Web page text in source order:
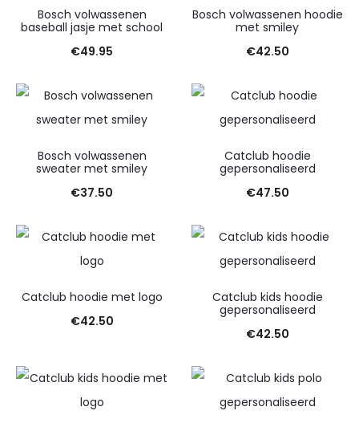
Bosch volwassenen
baseball jasje met school
€49.95
Bosch volwassenen hoodie
met smiley
€42.50
Bosch volwassenen
sweater met smiley
€37.50
Catclub hoodie
gepersonaliseerd
€47.50
Catclub hoodie met logo
€42.50
Catclub kids hoodie
gepersonaliseerd
€42.50